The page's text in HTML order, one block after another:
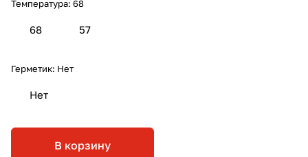
Температура: 68
68 57
Герметик: Нет
Нет
В корзину